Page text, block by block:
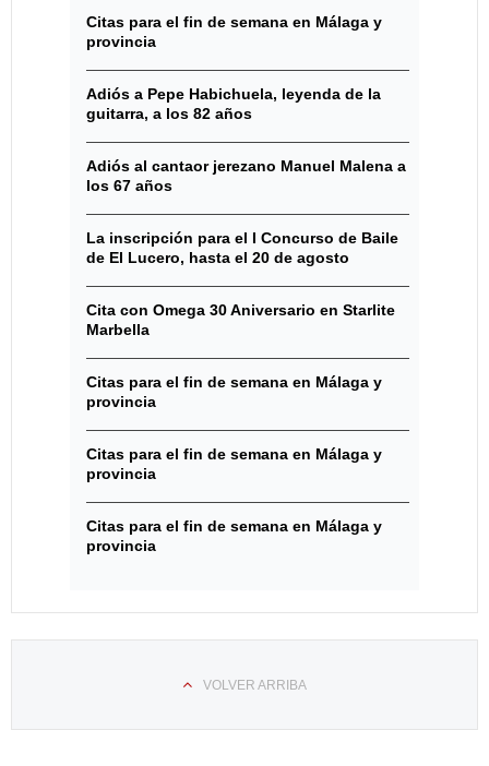
Citas para el fin de semana en Málaga y
provincia
Adiós a Pepe Habichuela, leyenda de la
guitarra, a los 82 años
Adiós al cantaor jerezano Manuel Malena a
los 67 años
La inscripción para el I Concurso de Baile
de El Lucero, hasta el 20 de agosto
Cita con Omega 30 Aniversario en Starlite
Marbella
Citas para el fin de semana en Málaga y
provincia
Citas para el fin de semana en Málaga y
provincia
Citas para el fin de semana en Málaga y
provincia
VOLVER ARRIBA